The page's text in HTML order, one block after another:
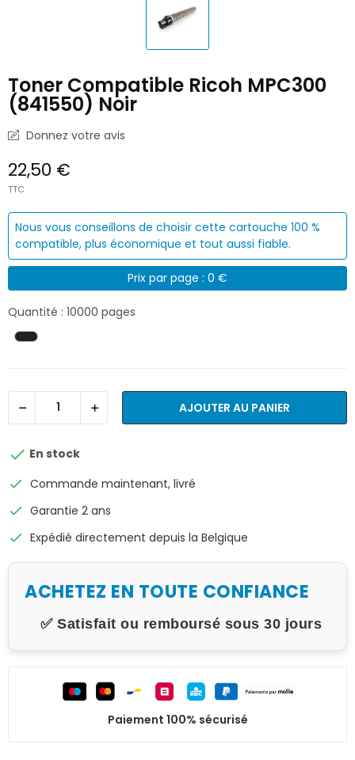
Toner Compatible Ricoh MPC300
(841550) Noir
Donnez votre avis
22,50 €
TTC
Nous vous conseillons de choisir cette cartouche 100 %
compatible, plus économique et tout aussi fiable.
Prix par page : 0 €
Quantité : 10000 pages
AJOUTER AU PANIER
 En stock
check Commande maintenant, livré
check Garantie 2 ans
check Expédié directement depuis la Belgique
ACHETEZ EN TOUTE CONFIANCE
✅ Satisfait ou remboursé sous 30 jours
Paiement 100% sécurisé